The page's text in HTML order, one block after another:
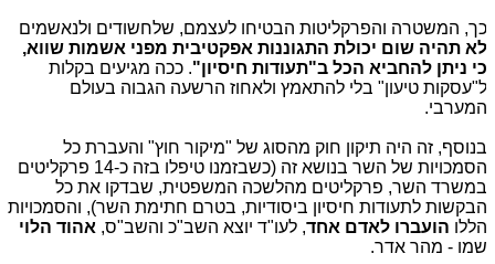
כך, המשטרה והפרקליטות הבטיחו לעצמם, שלחשודים ולנאשמים
לא תהיה שום יכולת התגוננות אפקטיבית מפני אשמות שווא,
כי ניתן להחביא הכל ב"תעודות חיסיון". ככה מגיעים בקלות
ל"עסקות טיעון" בלי להתאמץ ולאחוז הרשעה הגבוה בעולם
המערבי.
בנוסף, זה היה תיקון חוק מהסוג של "מיקור חוץ" והעברת כל
הסמכויות של השר בנושא זה (כשבזמנו טיפלו בזה כ-14 פרקליטים
במשרד השר, פרקליטים מהלשכה המשפטית, שבדקו את כל
הבקשות לתעודות חיסיון ביסודיות, בטרם חתימת השר), והסמכויות
הללוהועברו לאדם אחד, לעו"ד יוצא השב"כ והשב"ס,אהוד הלוי
שמו - מהר אדר.